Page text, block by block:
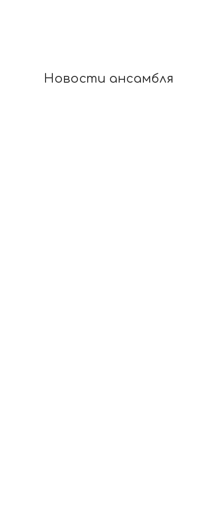
Новости ансамбля